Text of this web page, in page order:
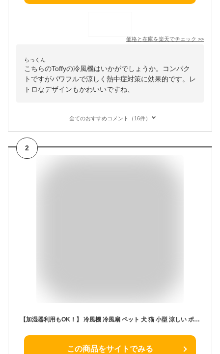
価格と在庫を楽天でチェック >>
らっくん
こちらのToffyの冷風機はいかがでしょうか。コンパク
トですがパワフルで涼しく熱中症対策に効果的です。レ
トロなデザインもかわいいですね、
全てのおすすめコメント（16件）
2
【加湿器利用もOK！】 冷風機 冷風扇 ペット 犬 猫 小型 涼しい ポータブルクーラー 脱衣所 ペット 首振り エアコン 置き型 静音 卓上 ポータブルエアコン 保冷剤 冷風扇風機 省エネ 氷 扇風機 ミスト ミストファン 冷風 水 電気代 家庭用 持ち運び コンパクト Qurra m404
この商品をサイトでみる